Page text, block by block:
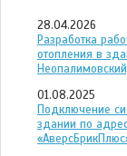
28.04.2026
Разработка
отопления в
01.08.2025
Подключение
здании по